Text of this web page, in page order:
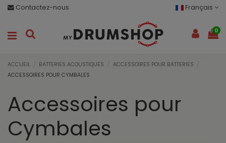
Contactez-nous Français
0
ACCUEIL BATTERIES ACOUSTIQUES
ACCESSOIRES POUR BATTERIES
ACCESSOIRES POUR CYMBALES
Accessoires pour
Cymbales